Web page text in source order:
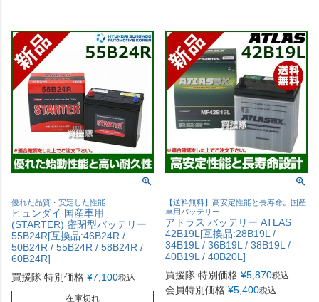
優れた品質・安定した性能
ヒュンダイ 国産車用
(STARTER) 密閉型バッテリー
55B24R[互換品:46B24R /
50B24R / 55B24R / 58B24R /
60B24R]
買援隊 特別価格 ¥7,100税込
在庫切れ
【送料無料】高安定性能と長寿命。国産
車用バッテリー
アトラス バッテリー ATLAS
42B19L[互換品:28B19L /
34B19L / 36B19L / 38B19L /
40B19L / 40B20L]
買援隊 特別価格 ¥5,870税込
会員特別価格 ¥5,400税込